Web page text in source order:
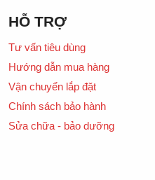
HỖ TRỢ
Tư vấn tiêu dùng
Hướng dẫn mua hàng
Vận chuyển lắp đặt
Chính sách bảo hành
Sửa chữa - bảo dưỡng